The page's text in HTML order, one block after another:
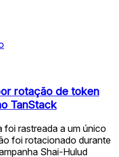
rotação de token
TanStack
foi rastreada a um único
foi rotacionado durante
Shai-Hulud